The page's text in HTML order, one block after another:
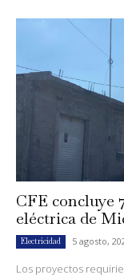
CFE concluye
eléctrica de
Electricidad 5 agosto,
Los proyectos